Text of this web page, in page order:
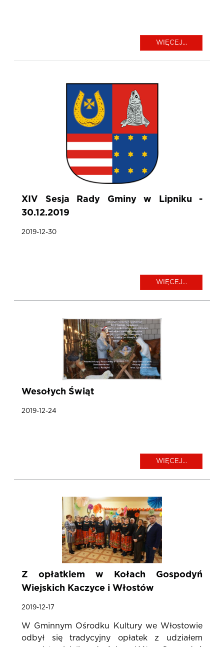
WIĘCEJ...
XIV Sesja Rady Gminy w Lipniku -
30.12.2019
2019-12-30
WIĘCEJ...
Wesołych Świąt
2019-12-24
WIĘCEJ...
Z opłatkiem w Kołach Gospodyń
Wiejskich Kaczyce i Włostów
2019-12-17
W Gminnym Ośrodku Kultury we Włostowie
odbył się tradycyjny opłatek z udziałem